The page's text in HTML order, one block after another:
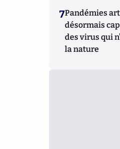
7Pandémies
désormais
des virus qui
la nature